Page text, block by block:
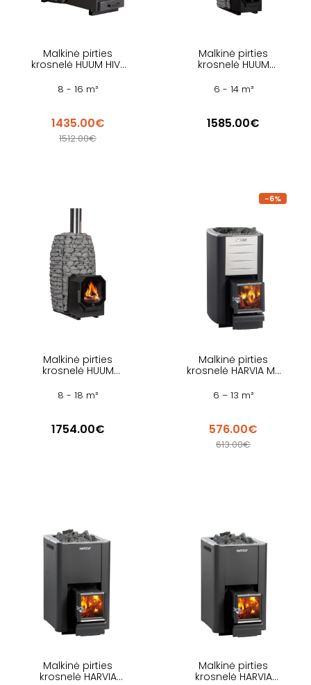
Malkinė pirties
krosnelė HUUM HIVE
8 - 16 m³
1435.00€
1512.00€
Malkinė pirties
krosnelė HUUM
6 - 14 m³
1585.00€
Malkinė pirties
krosnelė HUUM
8 - 18 m³
1754.00€
-6%
Malkinė pirties
krosnelė HARVIA M3
6 – 13 m³
576.00€
613.00€
Malkinė pirties
krosnelė HARVIA
Malkinė pirties
krosnelė HARVIA